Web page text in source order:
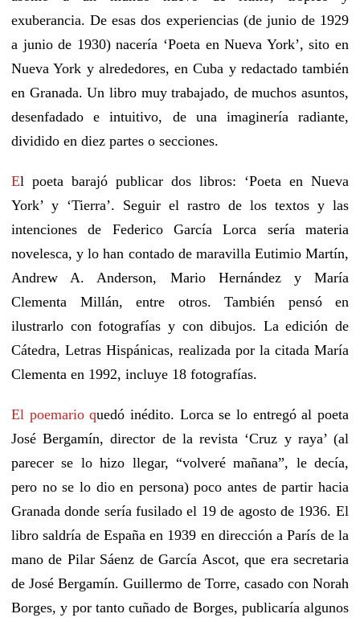
exuberancia. De esas dos experiencias (de junio de 1929
a junio de 1930)nacería ‘Poeta en Nueva York’, sito en
Nueva York y alrededores, en Cuba y redactado también
en Granada.Un libro muy trabajado, de muchos asuntos,
desenfadadoe intuitivo, deuna imaginería radiante,
dividido en diez partes o secciones.
El poeta barajó publicar dos libros: ‘Poeta en Nueva
York’ y ‘Tierra’. Seguir el rastro de los textos y las
intenciones de Federico GarcíaLorca sería materia
novelesca, y lo han contado de maravilla Eutimio Martín,
Andrew A. Anderson, Mario Hernández y María
Clementa Millán, entre otros.
También pensó en
ilustrarlo con fotografías y con dibujos. La edición de
Cátedra, Letras Hispánicas, realizada por la citada María
Clementa en 1992, incluye 18 fotografías.
El poemario quedó inédito. Lorca se lo entregó al poeta
José Bergamín,director de la revista ‘Cruz y raya’ (al
parecer se lo hizo llegar, “volveré mañana”, le decía,
pero no se lo dio en persona) poco antes de partir hacia
Granadadonde sería fusilado el 19 de agosto de 1936. El
libro saldría de España en 1939 en dirección a París de la
mano de Pilar Sáenz de García Ascot, que era secretaria
de José Bergamín. Guillermo de Torre, casado con Norah
Borges,y por tanto cuñado de Borges, publicaría algunos